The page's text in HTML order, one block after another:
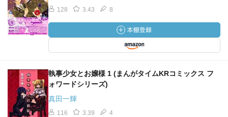
128 3.43 8
執事少女とお嬢様 1 (まんがタイムKRコミックス フ
ォワードシリーズ)
真田一輝
116 3.39 4